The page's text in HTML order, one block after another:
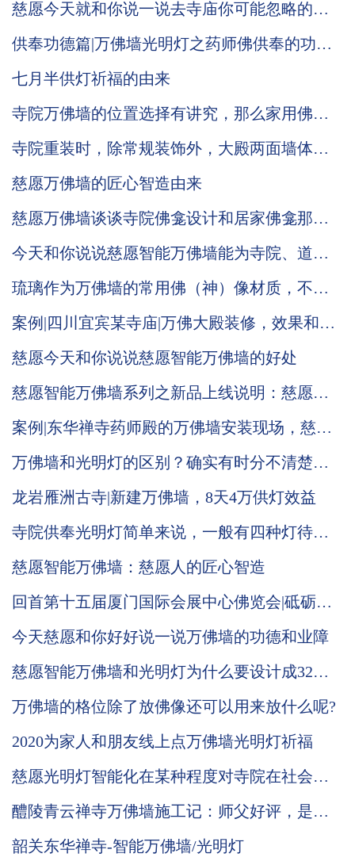
慈愿今天就和你说一说去寺庙你可能忽略的小
供奉功德篇|万佛墙光明灯之药师佛供奉的功德
七月半供灯祈福的由来
寺院万佛墙的位置选择有讲究，那么家用佛龛
寺院重装时，除常规装饰外，大殿两面墙体的
慈愿万佛墙的匠心智造由来
慈愿万佛墙谈谈寺院佛龛设计和居家佛龛那些
今天和你说说慈愿智能万佛墙能为寺院、道观
琉璃作为万佛墙的常用佛（神）像材质，不仅
案例|四川宜宾某寺庙|万佛大殿装修，效果和效
慈愿今天和你说说慈愿智能万佛墙的好处
慈愿智能万佛墙系列之新品上线说明：慈愿三
案例|东华禅寺药师殿的万佛墙安装现场，慈愿
万佛墙和光明灯的区别？确实有时分不清楚，
龙岩雁洲古寺|新建万佛墙，8天4万供灯效益
寺院供奉光明灯简单来说，一般有四种灯待由
慈愿在这里做个说明
慈愿智能万佛墙：慈愿人的匠心智造
回首第十五届厦门国际会展中心佛览会|砥砺奋
今天慈愿和你好好说一说万佛墙的功德和业障
慈愿智能万佛墙和光明灯为什么要设计成32种
万佛墙的格位除了放佛像还可以用来放什么呢?
2020为家人和朋友线上点万佛墙光明灯祈福
慈愿光明灯智能化在某种程度对寺院在社会中
醴陵青云禅寺万佛墙施工记：师父好评，是我
韶关东华禅寺-智能万佛墙/光明灯